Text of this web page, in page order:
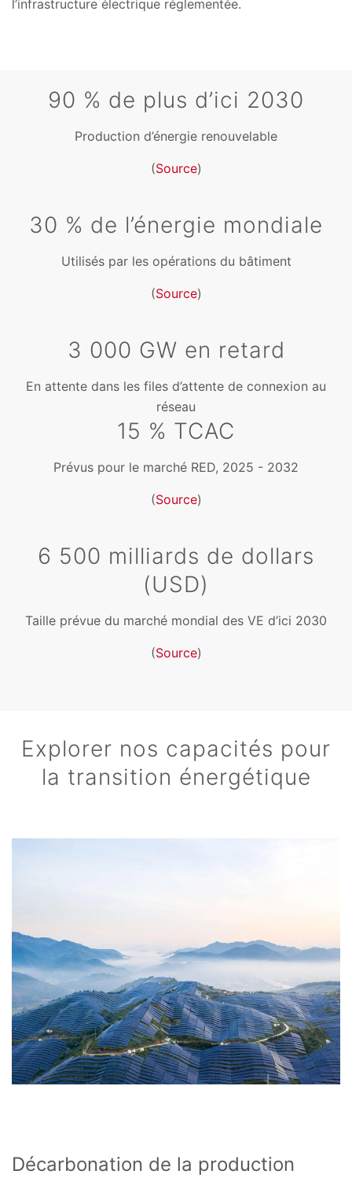
l’infrastructure électrique réglementée.
90 % de plus d’ici 2030
Production d’énergie renouvelable
(Source)
30 % de l’énergie mondiale
Utilisés par les opérations du bâtiment
(Source)
3 000 GW en retard
En attente dans les files d’attente de connexion au
réseau
15 % TCAC
Prévus pour le marché RED, 2025 - 2032
(Source)
6 500 milliards de dollars
(USD)
Taille prévue du marché mondial des VE d’ici 2030
(Source)
Explorer nos capacités pour
la transition énergétique
Décarbonation de la production